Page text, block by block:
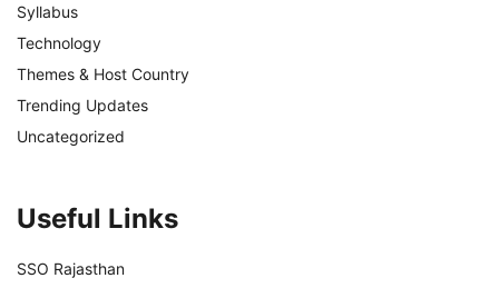
Syllabus
Technology
Themes & Host Country
Trending Updates
Uncategorized
Useful Links
SSO Rajasthan